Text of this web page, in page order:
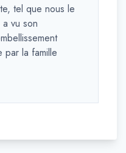
tel que nous le
a vu son
par la famille